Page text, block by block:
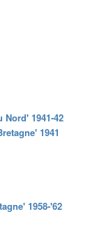
1941-42
1941
1958-'62